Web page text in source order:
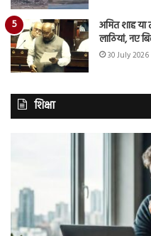
अमित शाह या
लाठियां, नए
30 July
शिक्षा